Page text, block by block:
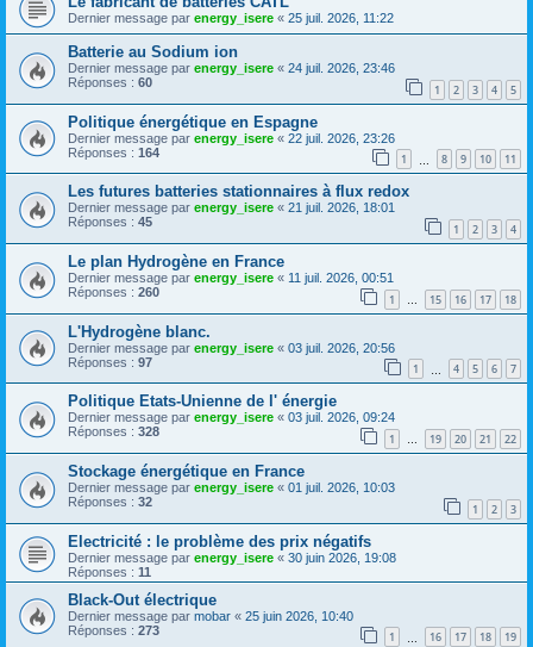
Dernier message par energy_isere « 25 juil. 2026, 11:22
Batterie au Sodium ion
Dernier message par energy_isere « 24 juil. 2026, 23:46
Réponses : 60 1 2 3 4 5
Politique énergétique en Espagne
Dernier message par energy_isere « 22 juil. 2026, 23:26
Réponses : 164 1 8 9 10 11
Les futures batteries stationnaires à flux redox
Dernier message par energy_isere « 21 juil. 2026, 18:01
Réponses : 45 1 2 3 4
Le plan Hydrogène en France
Dernier message par energy_isere « 11 juil. 2026, 00:51
Réponses : 260 1 … 15 16 17 18
L'Hydrogène blanc.
Dernier message par energy_isere « 03 juil. 2026, 20:56
Réponses : 97 1 4 5 6 7
Politique Etats-Unienne de l' énergie
Dernier message par energy_isere « 03 juil. 2026, 09:24
Réponses : 328 1 … 19 20 21 22
Stockage énergétique en France
Dernier message par energy_isere « 01 juil. 2026, 10:03
Réponses : 32 1 2 3
Electricité : le problème des prix négatifs
Dernier message par energy_isere « 30 juin 2026, 19:08
Réponses : 11
Black-Out électrique
Dernier message par mobar « 25 juin 2026, 10:40
Réponses : 273 1 16 17 18 19